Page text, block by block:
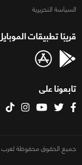
السياسة التحريرية
قريبًا تطبيقات
تابعونا على
جميع الحقوق محفوظة لعرب